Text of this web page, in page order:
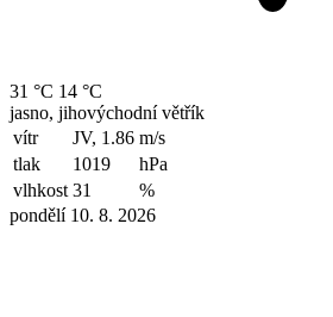
31 °C 14 °C
jasno, jihovýchodní větřík
vítr
JV, 1.86 m/s
tlak
1019
hPa
vlhkost 31
%
pondělí 10. 8. 2026